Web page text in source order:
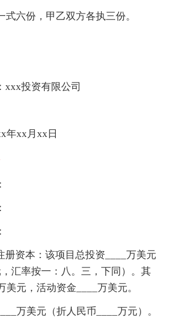
六份，甲乙双方各执三份。
投资有限公司
xx月xx日
资本：该项目总投资____万美元
，汇率按一：八。三，下同）。其
美元，活动资金____万美元。
万美元（折人民币____万元）。